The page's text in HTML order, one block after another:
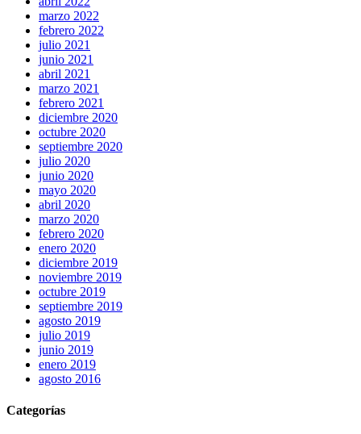
marzo 2022
febrero 2022
julio 2021
junio 2021
abril 2021
marzo 2021
febrero 2021
diciembre 2020
octubre 2020
septiembre 2020
julio 2020
junio 2020
mayo 2020
abril 2020
marzo 2020
febrero 2020
enero 2020
diciembre 2019
noviembre 2019
octubre 2019
septiembre 2019
agosto 2019
julio 2019
junio 2019
enero 2019
agosto 2016
Categorías